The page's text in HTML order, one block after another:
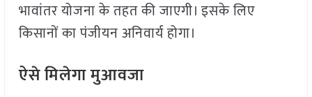
भावांतर योजना के तहत की जाएगी। इसके लिए
किसानों का पंजीयन अनिवार्य होगा।
ऐसे मिलेगा मुआवजा